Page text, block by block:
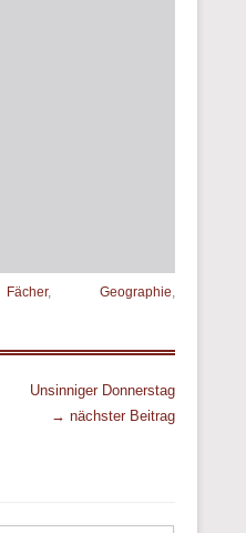
Fächer, Geographie,
Unsinniger Donnerstag
→ nächster Beitrag